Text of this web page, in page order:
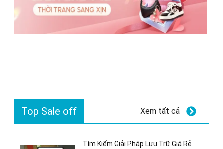
Top Sale off Xem tất cả
Tìm Kiếm Giải Pháp Lưu Trữ Giá Rẻ